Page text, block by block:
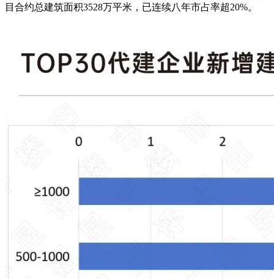
目合约总建筑面积3528万平米，已连续八年市占率超20%。